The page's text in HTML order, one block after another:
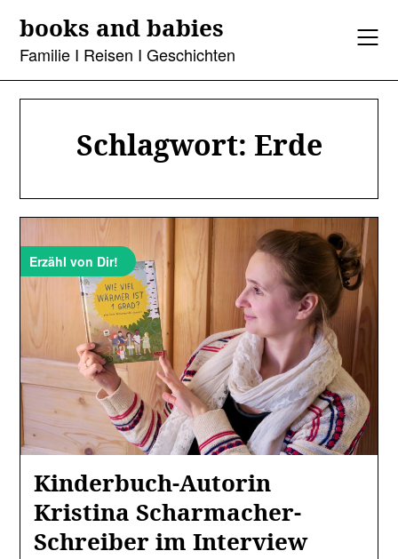
content
books and babies
Familie I Reisen I Geschichten
Schlagwort: Erde
Erzähl von Dir!
Kinderbuch-Autorin
Kristina Scharmacher-
Schreiber im Interview